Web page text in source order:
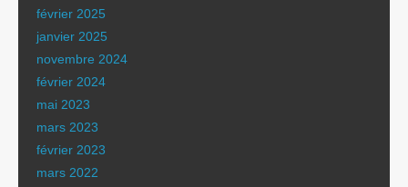
février 2025
janvier 2025
novembre 2024
février 2024
mai 2023
mars 2023
février 2023
mars 2022